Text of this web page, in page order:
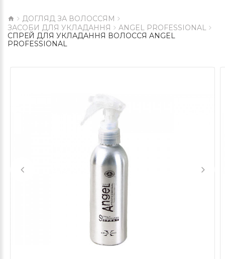
ДОГЛЯД ЗА ВОЛОССЯМ
ЗАСОБИ ДЛЯ УКЛАДАННЯ
ANGEL PROFESSIONAL
СПРЕЙ ДЛЯ УКЛАДАННЯ ВОЛОССЯ ANGEL
PROFESSIONAL